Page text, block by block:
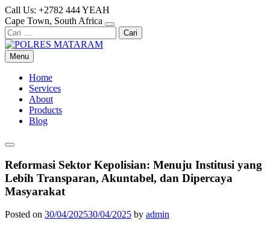
Skip
to
content
Call Us: +2782 444 YEAH
Cape Town, South Africa
Cari
untuk:
Menu
Home
Services
About
Products
Blog
Reformasi Sektor Kepolisian: Menuju Institusi yang
Lebih Transparan, Akuntabel, dan Dipercaya
Masyarakat
Posted on 30/04/202530/04/2025 by admin